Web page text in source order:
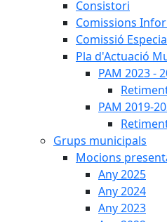
Consistori
Comissions
Comissió
Pla d'Actuació
PAM 2023 -
PAM 2019-
Grups municipals
Mocions
Any 2025
Any 2024
Any 2023